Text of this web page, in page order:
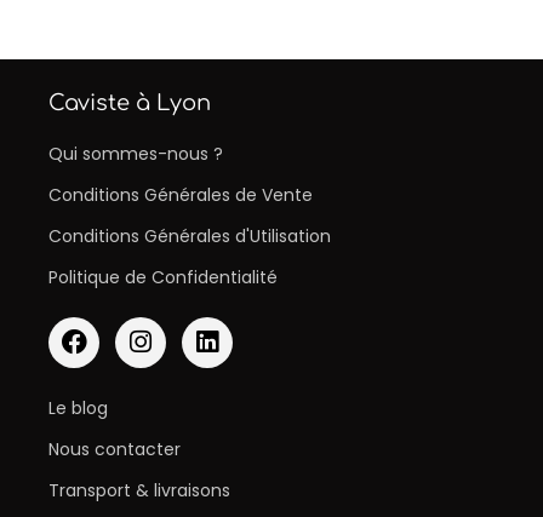
Caviste à Lyon
Qui sommes-nous ?
Conditions Générales de Vente
Conditions Générales d'Utilisation
Politique de Confidentialité
Le blog
Nous contacter
Transport & livraisons